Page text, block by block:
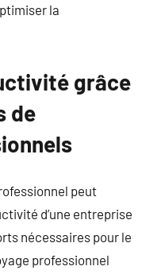
la
grâce
de
peut
d’une entreprise
nécessaires pour le
professionnel